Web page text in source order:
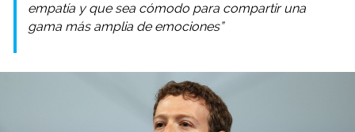
empatía y que sea cómodo para compartir una
gama más amplia de emociones”